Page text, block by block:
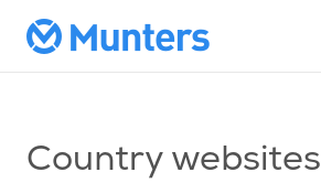
Country websites